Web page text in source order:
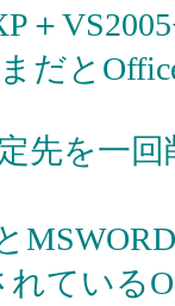
＋
だと
先を一
れている